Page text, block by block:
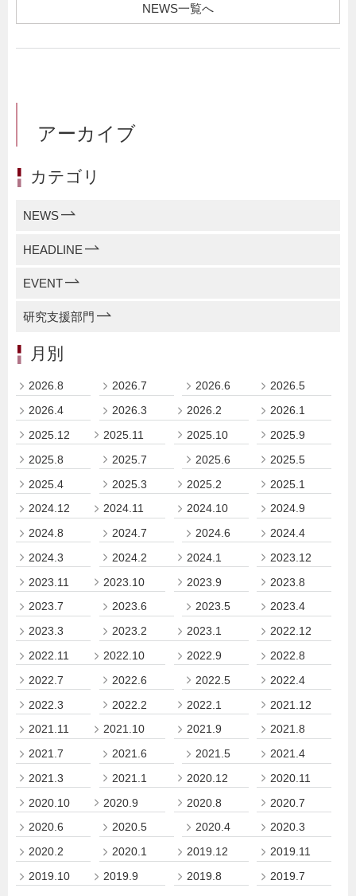
NEWS一覧へ
アーカイブ
カテゴリ
NEWS
HEADLINE
EVENT
研究支援部門
月別
2026.8 2026.7 2026.6
2026.5
2026.4
2026.3 2026.2
2026.1
2025.12
2025.11 2025.10
2025.9
2025.8
2025.7 2025.6
2025.5
2025.4
2025.3 2025.2
2025.1
2024.12
2024.11 2024.10
2024.9
2024.8
2024.7 2024.6
2024.4
2024.3
2024.2 2024.1
2023.12
2023.11
2023.10 2023.9
2023.8
2023.7
2023.6 2023.5
2023.4
2023.3
2023.2 2023.1
2022.12
2022.11
2022.10 2022.9
2022.8
2022.7
2022.6 2022.5
2022.4
2022.3
2022.2 2022.1
2021.12
2021.11
2021.10 2021.9
2021.8
2021.7
2021.6 2021.5
2021.4
2021.3
2021.1 2020.12
2020.11
2020.10
2020.9 2020.8
2020.7
2020.6
2020.5 2020.4
2020.3
2020.2
2020.1 2019.12
2019.11
2019.10
2019.9 2019.8
2019.7